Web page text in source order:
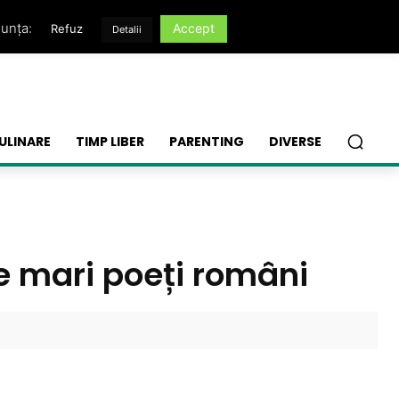
TIMP LIBER PARENTING DIVERSE
mari poeți români
Refuz Detalii Accept